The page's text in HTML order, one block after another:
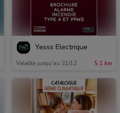
Yesss Electrique
Valable jusqu'au 31/12 5.1 km